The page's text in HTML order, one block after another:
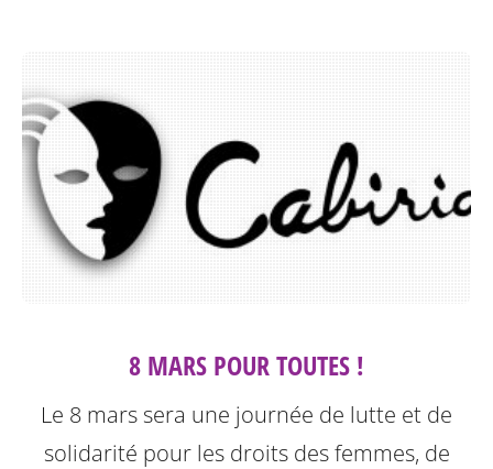
8 MARS POUR TOUTES !
Le 8 mars sera une journée de lutte et de
solidarité pour les droits des femmes, de